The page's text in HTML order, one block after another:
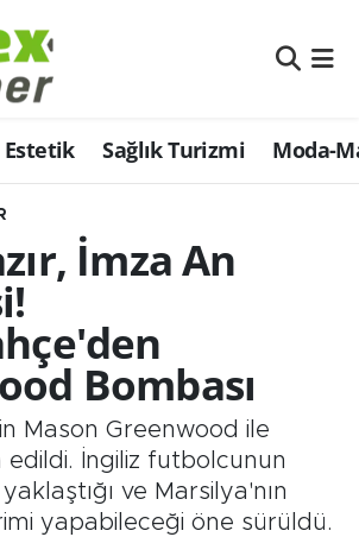
Estetik Sağlık Turizmi Moda-
İmza An
Bombası
Mason Greenwood ile
edildi. İngiliz futbolcunun
ve Marsilya'nın
yapabileceği öne sürüldü.
Eğlence
Ligi Puan Durumu ve Fikstür
Haberleri